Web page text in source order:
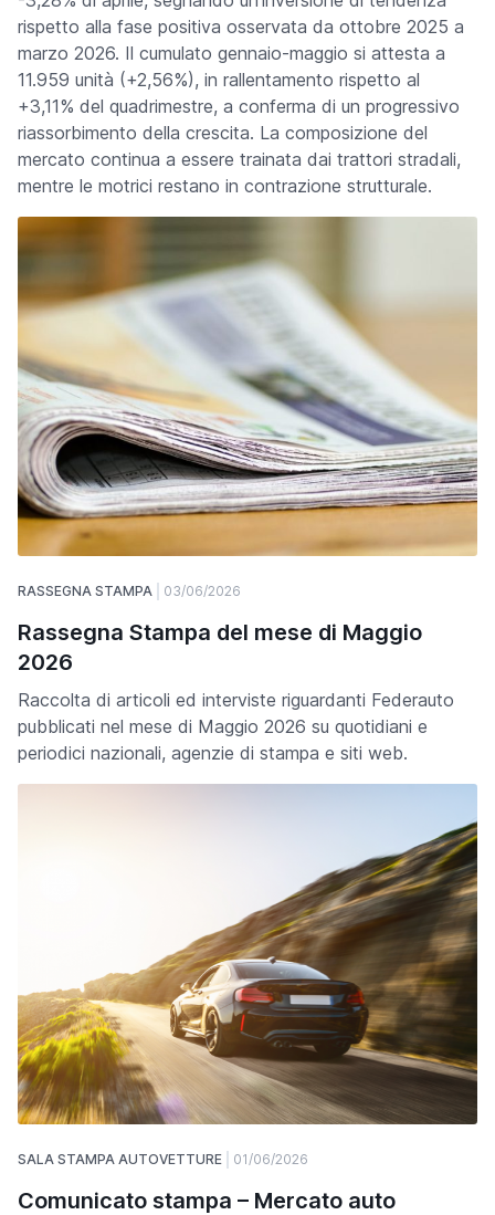
rispetto alla fase positiva osservata da ottobre 2025 a
marzo 2026. Il cumulato gennaio-maggio si attesta a
11.959 unità (+2,56%), in rallentamento rispetto al
+3,11% del quadrimestre, a conferma di un progressivo
riassorbimento della crescita. La composizione del
mercato continua a essere trainata dai trattori stradali,
mentre le motrici restano in contrazione strutturale.
RASSEGNA STAMPA 03/06/2026
Rassegna Stampa del mese di Maggio
2026
Raccolta di articoli ed interviste riguardanti Federauto
pubblicati nel mese di Maggio 2026 su quotidiani e
periodici nazionali, agenzie di stampa e siti web.
SALA STAMPA AUTOVETTURE 01/06/2026
Comunicato stampa – Mercato auto